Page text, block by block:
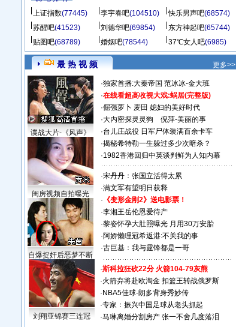
上证指数(77445) 李宇春吧(104510) 快乐男声吧(68574)
苏醒吧(41523) 刘德华吧(69854) 东方神起吧(65744)
贴图吧(68789) 婚姻吧(78544) 37℃女人吧(6985)
最 热 视 频 更多>>
谍战大片-《风声》
闺房视频自拍曝光
自爆捉奸后恶梦不断
·独家首播:大秦帝国 范冰冰-金大班
·在线看超高收视大戏:蜗居(完整版)
·倔强萝卜 麦田 媳妇的美好时代
·大内密探灵灵狗
倪萍-美丽的事
·台儿庄战役 日军尸体装满百余卡车
·揭秘希特勒一生躲过多少次暗杀？
·1982香港回归中英谈判鲜为人知内幕
·宋丹丹：张国立活得太累
·满文军有望明日获释
· 《变形金刚2》送电影票！
·李湘王岳伦恩爱待产
·黎姿怀孕大肚照曝光 月用30万安胎
·阿娇懒理冠希返港:不关我的事
·古巨基：我与霆锋都是一哥
刘翔亚锦赛三连冠
·斯科拉狂砍22分 火箭104-79灰熊
·火箭弃将赴欧淘金 扣篮王转战俄罗斯
· NBA5佳球-朗多背身秀妙传
·专家：振兴中国足球从老头抓起
·马琳离婚分割房产 张一不舍几度落泪